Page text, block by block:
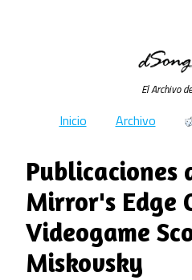
El Archivo
Inicio Archivo
Publicaciones
Mirror's Edge
Videogame
Miskovsky